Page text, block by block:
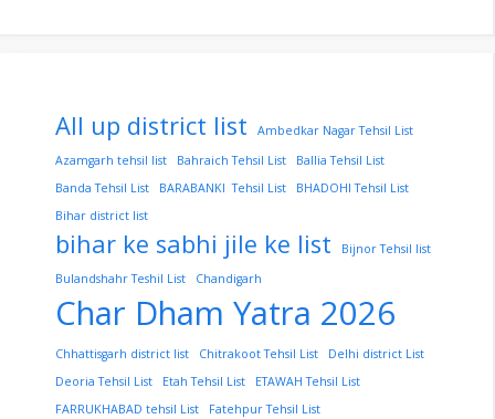
All up district list
Ambedkar Nagar Tehsil List
Azamgarh tehsil list
Bahraich Tehsil List
Ballia Tehsil List
Banda Tehsil List
BARABANKI Tehsil List
BHADOHI Tehsil List
Bihar district list
bihar ke sabhi jile ke list
Bijnor Tehsil list
Bulandshahr Teshil List
Chandigarh
Char Dham Yatra 2026
Chhattisgarh district list Chitrakoot Tehsil List
Delhi district List
Deoria Tehsil List
Etah Tehsil List
ETAWAH Tehsil List
FARRUKHABAD tehsil List
Fatehpur Tehsil List